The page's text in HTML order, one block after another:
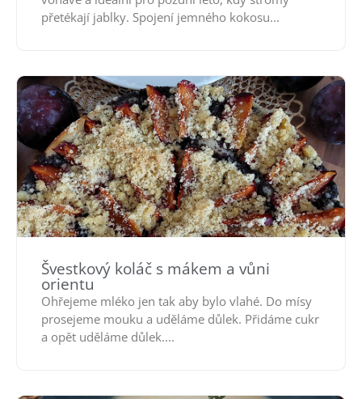
přetékají jablky. Spojení jemného kokosu...
Švestkový koláč s mákem a vůni
orientu
Ohřejeme mléko jen tak aby bylo vlahé. Do mísy
prosejeme mouku a uděláme důlek. Přidáme cukr
a opět uděláme důlek....